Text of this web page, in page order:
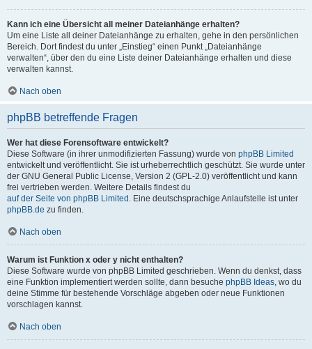
Kann ich eine Übersicht all meiner Dateianhänge erhalten?
Um eine Liste all deiner Dateianhänge zu erhalten, gehe in den persönlichen
Bereich. Dort findest du unter „Einstieg“ einen Punkt „Dateianhänge
verwalten“, über den du eine Liste deiner Dateianhänge erhalten und diese
verwalten kannst.
Nach oben
phpBB betreffende Fragen
Wer hat diese Forensoftware entwickelt?
Diese Software (in ihrer unmodifizierten Fassung) wurde von phpBB Limited
entwickelt und veröffentlicht. Sie ist urheberrechtlich geschützt. Sie wurde unter
der GNU General Public License, Version 2 (GPL-2.0) veröffentlicht und kann
frei vertrieben werden. Weitere Details findest du
auf der Seite von phpBB Limited . Eine deutschsprachige Anlaufstelle ist unter
phpBB.de zu finden.
Nach oben
Warum ist Funktion x oder y nicht enthalten?
Diese Software wurde von phpBB Limited geschrieben. Wenn du denkst, dass
eine Funktion implementiert werden sollte, dann besuche phpBB Ideas, wo du
deine Stimme für bestehende Vorschläge abgeben oder neue Funktionen
vorschlagen kannst.
Nach oben